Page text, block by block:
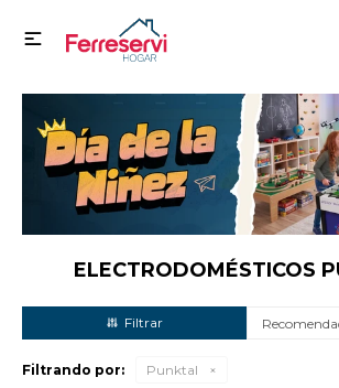

ELECTRODOMÉSTICOS
Filtrando por: Punktal
Menú Herramientas y Construcción
Herramientas y Construcción
Electrodomésticos
Tecnología